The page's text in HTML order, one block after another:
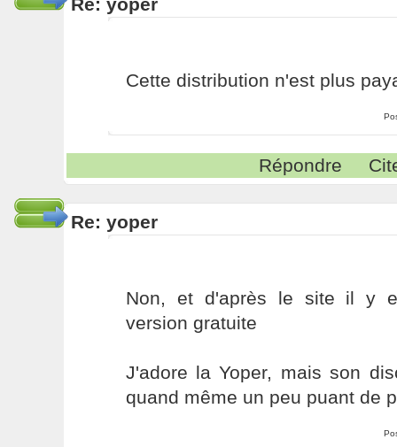
Cette distribution n'est plus
Répondre
Re: yoper
Non, et d'après le site il y
version gratuite
J'adore la Yoper, mais son
quand même un peu puant de